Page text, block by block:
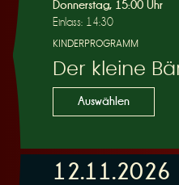
e
Donnerstag, 15:00 Uhr
Einlass: 14:30
KINDERPROGRAMM
Der kleine
Auswählen
12.11.2026